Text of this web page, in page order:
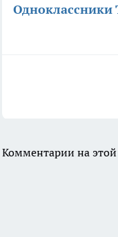
Одноклассники
Комментарии на